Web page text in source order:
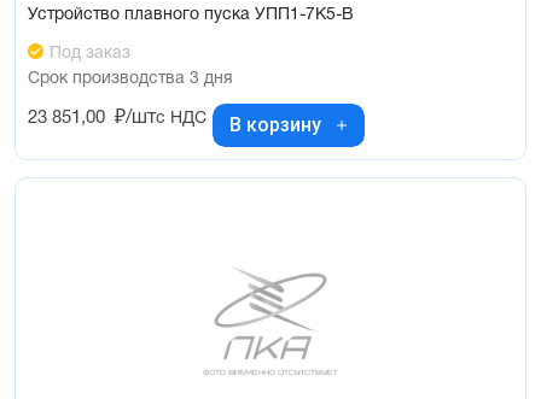
Устройство плавного пуска УПП1-7К5-В
Под заказ
Срок производства 3 дня
23 851,00 ₽/штс НДС В корзину